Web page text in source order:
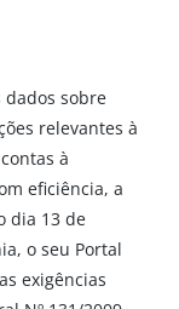
dados sobre
relevantes à
à
eficiência, a
dia 13 de
o seu Portal
exigências